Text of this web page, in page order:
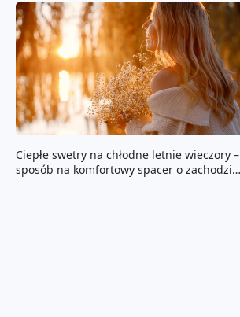
Ciepłe swetry na chłodne letnie wieczory –
sposób na komfortowy spacer o zachodzie